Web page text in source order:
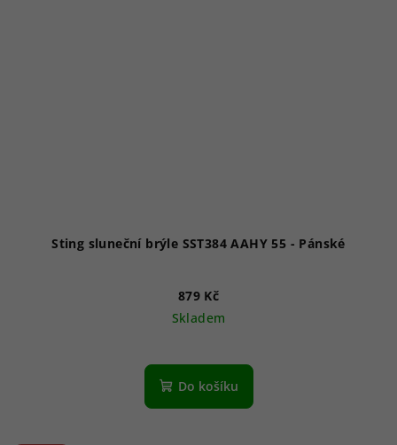
Sting sluneční brýle SST384 AAHY 55 - Pánské
879 Kč
Skladem
Do košíku